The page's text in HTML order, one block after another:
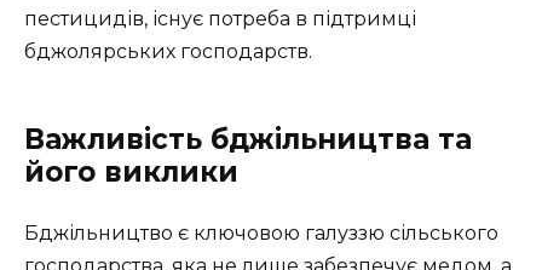
пестицидів, існує потреба в підтримці
бджолярських господарств.
Важливість бджільництва та
його виклики
Бджільництво є ключовою галуззю сільського